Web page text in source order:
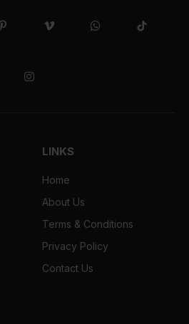
Pinterest Vimeo WhatsAppTikTok
Instagram
LINKS
Home
About Us
Terms & Conditions
Privacy Policy
Contact Us